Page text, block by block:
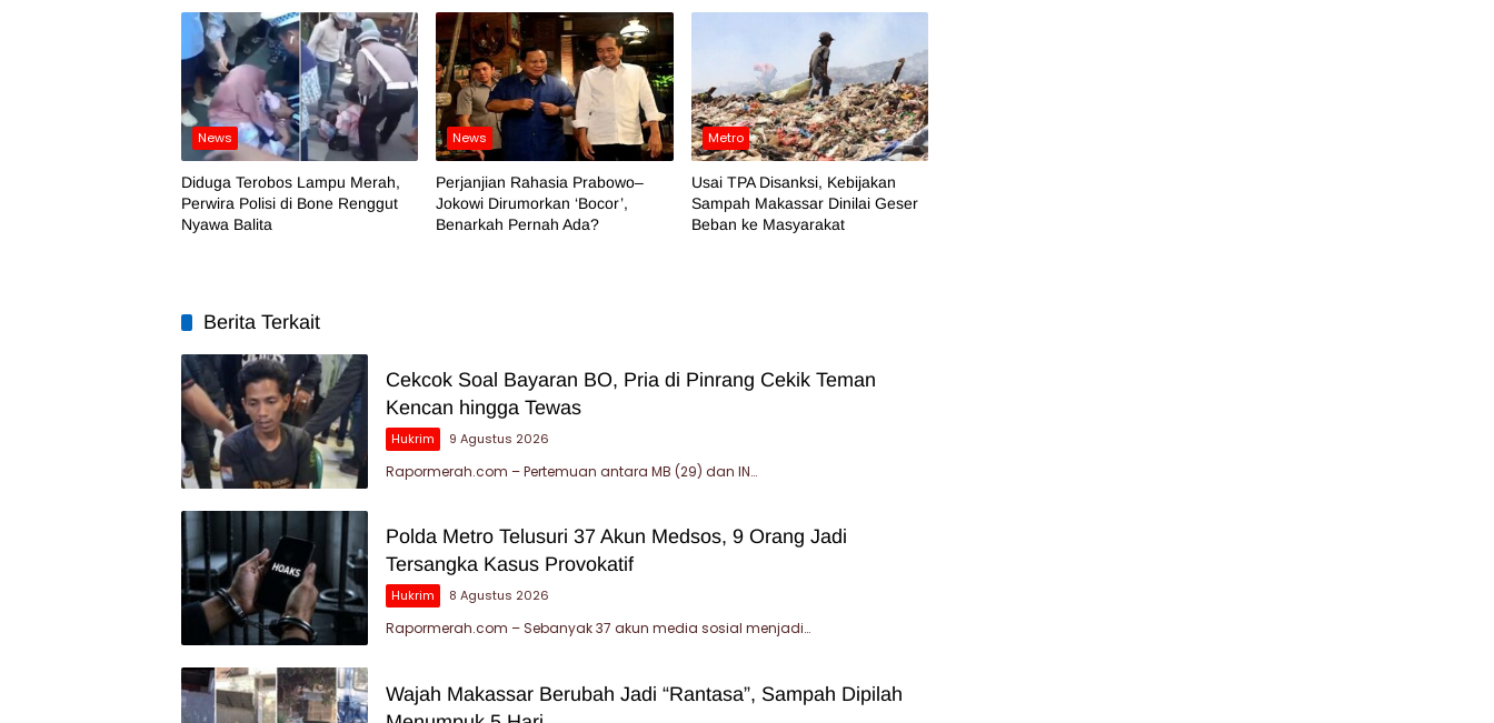
News
Diduga Terobos Lampu Merah,
Perwira Polisi di Bone Renggut
Nyawa Balita
News
Perjanjian Rahasia Prabowo–
Jokowi Dirumorkan ‘Bocor’,
Benarkah Pernah Ada?
Metro
Usai TPA Disanksi, Kebijakan
Sampah Makassar Dinilai Geser
Beban ke Masyarakat
Berita Terkait
Cekcok Soal Bayaran BO, Pria di Pinrang Cekik Teman
Kencan hingga Tewas
Hukrim 9 Agustus 2026
Rapormerah.com – Pertemuan antara MB (29) dan IN…
Polda Metro Telusuri 37 Akun Medsos, 9 Orang Jadi
Tersangka Kasus Provokatif
Hukrim 8 Agustus 2026
Rapormerah.com – Sebanyak 37 akun media sosial menjadi…
Wajah Makassar Berubah Jadi “Rantasa”, Sampah Dipilah